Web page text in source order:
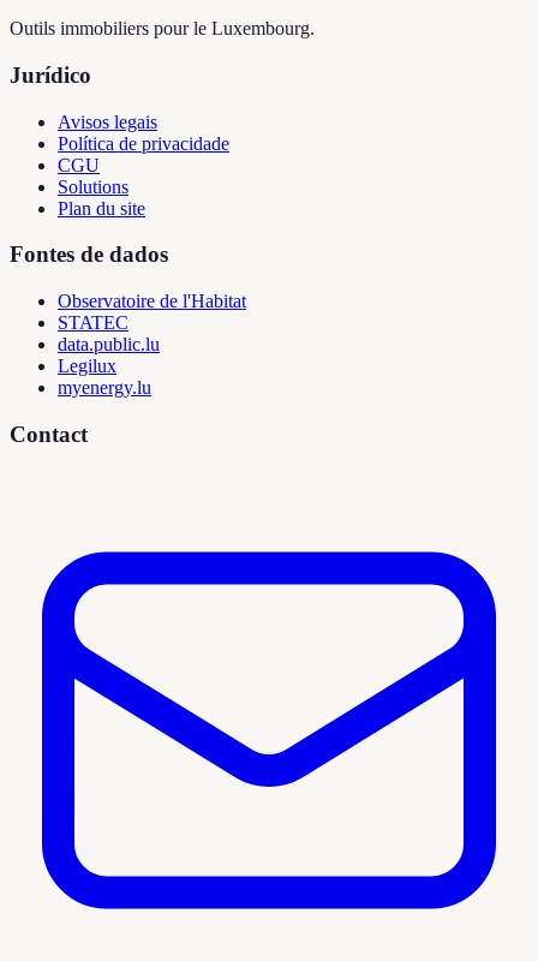
Outils immobiliers pour le Luxembourg.
Jurídico
Avisos legais
Política de privacidade
CGU
Solutions
Plan du site
Fontes de dados
Observatoire de l'Habitat
STATEC
data.public.lu
Legilux
myenergy.lu
Contact